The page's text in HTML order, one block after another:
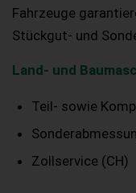
Fahrzeuge
Stückgut- und
Land- und
Teil- sowie
Zollservice (CH)